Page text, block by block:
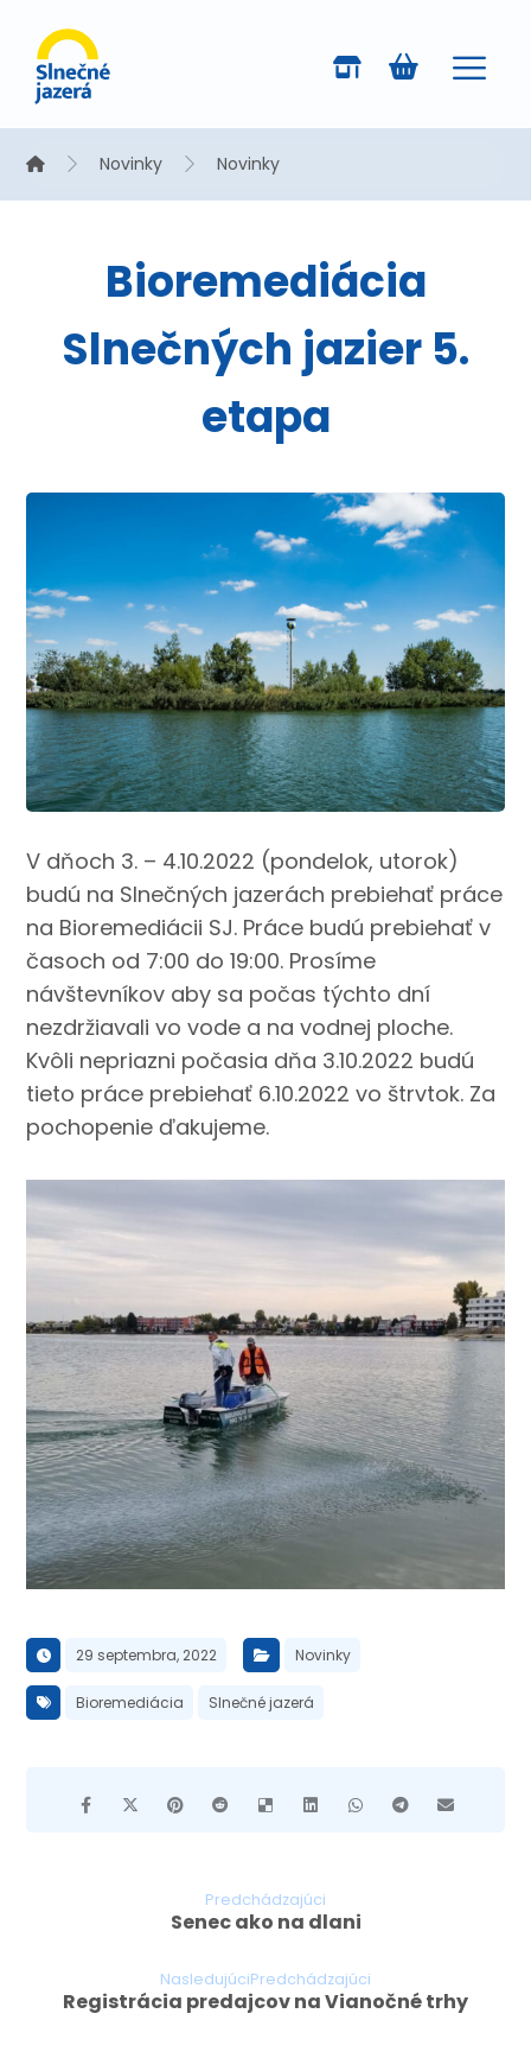
Novinky Novinky
Bioremediácia
Slnečných jazier 5.
etapa
V dňoch 3. – 4.10.2022 (pondelok, utorok)
budú na Slnečných jazerách prebiehať práce
na Bioremediácii SJ. Práce budú prebiehať v
časoch od 7:00 do 19:00. Prosíme
návštevníkov aby sa počas týchto dní
nezdržiavali vo vode a na vodnej ploche.
Kvôli nepriazni počasia dňa 3.10.2022 budú
tieto práce prebiehať 6.10.2022 vo štrvtok. Za
pochopenie ďakujeme.
29 septembra, 2022 Novinky
Bioremediácia Slnečné jazerá
Predchádzajúci
Senec ako na dlani
NasledujúciPredchádzajúci
Registrácia predajcov na Vianočné trhy